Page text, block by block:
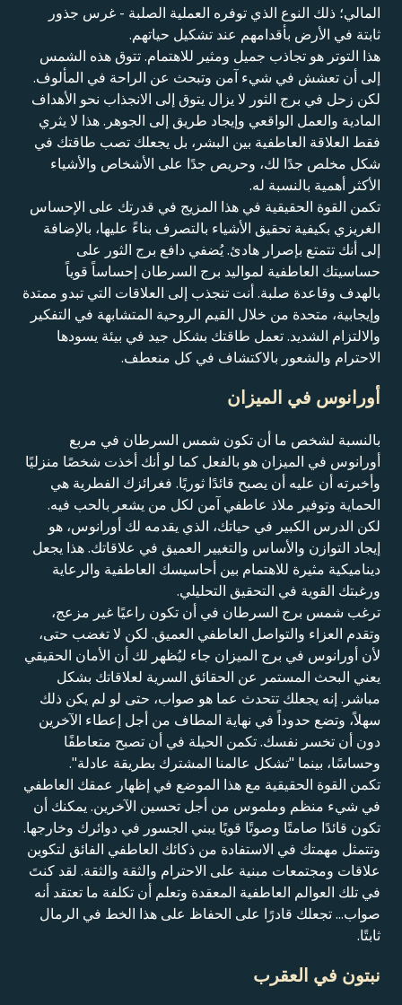
المالي؛ ذلك النوع الذي توفره العملية الصلبة - غرس جذور
ثابتة في الأرض بأقدامهم عند تشكيل حياتهم.
هذا التوتر هو تجاذب جميل ومثير للاهتمام. تتوق هذه الشمس
إلى أن تعشش في شيء آمن وتبحث عن الراحة في المألوف.
لكن زحل في برج الثور لا يزال يتوق إلى الانجذاب نحو الأهداف
المادية والعمل الواقعي وإيجاد طريق إلى الجوهر. هذا لا يثري
فقط العلاقة العاطفية بين البشر، بل يجعلك تصب طاقتك في
شكل مخلص جدًا لك، وحريص جدًا على الأشخاص والأشياء
الأكثر أهمية بالنسبة له.
تكمن القوة الحقيقية في هذا المزيج في قدرتك على الإحساس
الغريزي بكيفية تحقيق الأشياء بالتصرف بناءً عليها، بالإضافة
إلى أنك تتمتع بإصرار هادئ. يُضفي دافع برج الثور على
حساسيتك العاطفية لمواليد برج السرطان إحساساً قوياً
بالهدف وقاعدة صلبة. أنت تنجذب إلى العلاقات التي تبدو ممتدة
وإيجابية، متحدة من خلال القيم الروحية المتشابهة في التفكير
والالتزام الشديد. تعمل طاقتك بشكل جيد في بيئة يسودها
الاحترام والشعور بالاكتشاف في كل منعطف.
أورانوس في الميزان
بالنسبة لشخص ما أن تكون شمس السرطان في مربع
أورانوس في الميزان هو بالفعل كما لو أنك أخذت شخصًا منزليًا
وأخبرته أن عليه أن يصبح قائدًا ثوريًا. فغرائزك الفطرية هي
الحماية وتوفير ملاذ عاطفي آمن لكل من يشعر بالحب فيه.
لكن الدرس الكبير في حياتك، الذي يقدمه لك أورانوس، هو
إيجاد التوازن والأساس والتغيير العميق في علاقاتك. هذا يجعل
ديناميكية مثيرة للاهتمام بين أحاسيسك العاطفية والرعاية
ورغبتك القوية في التحقيق التحليلي.
ترغب شمس برج السرطان في أن تكون راعيًا غير مزعج،
وتقدم العزاء والتواصل العاطفي العميق. لكن لا تغضب حتى،
لأن أورانوس في برج الميزان جاء ليُظهر لك أن الأمان الحقيقي
يعني البحث المستمر عن الحقائق السرية لعلاقاتك بشكل
مباشر. إنه يجعلك تتحدث عما هو صواب، حتى لو لم يكن ذلك
سهلاً، وتضع حدوداً في نهاية المطاف من أجل إعطاء الآخرين
دون أن تخسر نفسك. تكمن الحيلة في أن تصبح متعاطفًا
وحساسًا، بينما "تشكل عالمنا المشترك بطريقة عادلة".
تكمن القوة الحقيقية مع هذا الموضع في إظهار عمقك العاطفي
في شيء منظم وملموس من أجل تحسين الآخرين. يمكنك أن
تكون قائدًا صامتًا وصوتًا قويًا يبني الجسور في دوائرك وخارجها.
وتتمثل مهمتك في الاستفادة من ذكائك العاطفي الفائق لتكوين
علاقات ومجتمعات مبنية على الاحترام والثقة والثقة. لقد كنتَ
في تلك العوالم العاطفية المعقدة وتعلم أن تكلفة ما تعتقد أنه
صواب... تجعلك قادرًا على الحفاظ على هذا الخط في الرمال
ثابتًا.
نبتون في العقرب